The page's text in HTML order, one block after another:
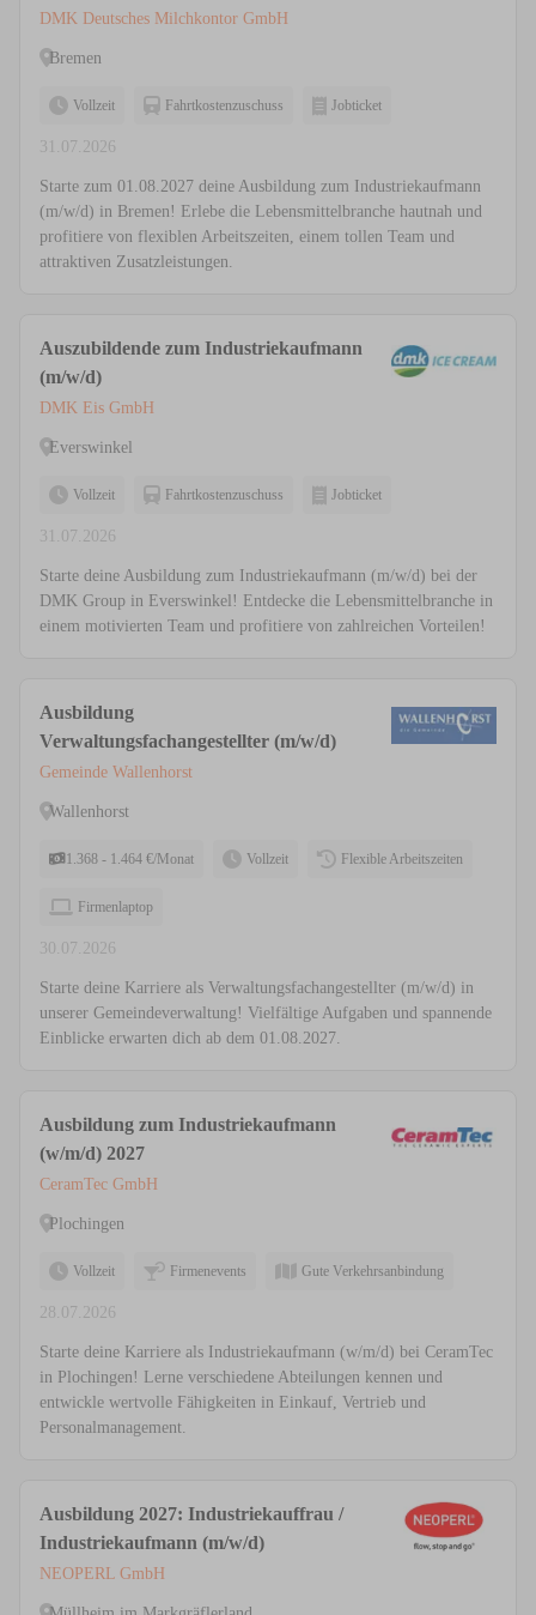
DMK Deutsches Milchkontor GmbH
Bremen
Vollzeit Fahrtkostenzuschuss Jobticket
31.07.2026
Starte zum 01.08.2027 deine Ausbildung zum Industriekaufmann
(m/w/d) in Bremen! Erlebe die Lebensmittelbranche hautnah und
profitiere von flexiblen Arbeitszeiten, einem tollen Team und
attraktiven Zusatzleistungen.
Auszubildende zum Industriekaufmann
(m/w/d)
DMK Eis GmbH
Everswinkel
Vollzeit Fahrtkostenzuschuss Jobticket
31.07.2026
Starte deine Ausbildung zum Industriekaufmann (m/w/d) bei der
DMK Group in Everswinkel! Entdecke die Lebensmittelbranche in
einem motivierten Team und profitiere von zahlreichen Vorteilen!
Ausbildung
Verwaltungsfachangestellter (m/w/d)
Gemeinde Wallenhorst
Wallenhorst
1.368 - 1.464 €/Monat Vollzeit Flexible Arbeitszeiten
Firmenlaptop
30.07.2026
Starte deine Karriere als Verwaltungsfachangestellter (m/w/d) in
unserer Gemeindeverwaltung! Vielfältige Aufgaben und spannende
Einblicke erwarten dich ab dem 01.08.2027.
Ausbildung zum Industriekaufmann
(w/m/d) 2027
CeramTec GmbH
Plochingen
Vollzeit Firmenevents Gute Verkehrsanbindung
28.07.2026
Starte deine Karriere als Industriekaufmann (w/m/d) bei CeramTec
in Plochingen! Lerne verschiedene Abteilungen kennen und
entwickle wertvolle Fähigkeiten in Einkauf, Vertrieb und
Personalmanagement.
Ausbildung 2027: Industriekauffrau /
Industriekaufmann (m/w/d)
NEOPERL GmbH